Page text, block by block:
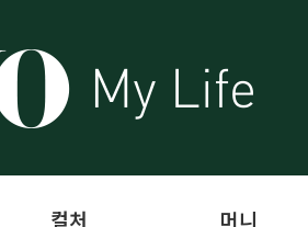
컬처 머니